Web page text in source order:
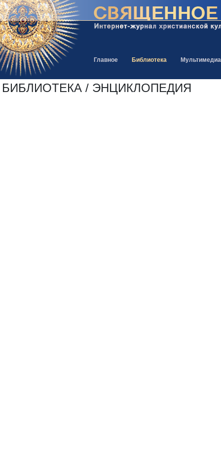
Главное Библиотека Мультимедиа
БИБЛИОТЕКА / ЭНЦИКЛОПЕДИЯ